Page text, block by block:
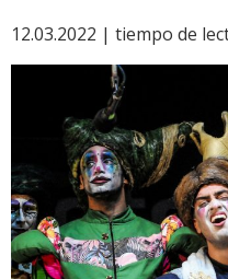
12.03.2022 | tiempo de